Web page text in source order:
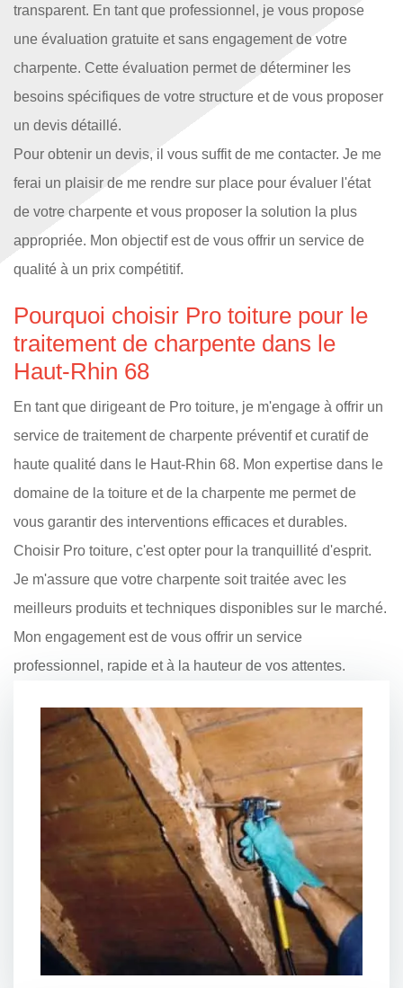
transparent. En tant que professionnel, je vous propose
une évaluation gratuite et sans engagement de votre
charpente. Cette évaluation permet de déterminer les
besoins spécifiques de votre structure et de vous proposer
un devis détaillé.
Pour obtenir un devis, il vous suffit de me contacter. Je me
ferai un plaisir de me rendre sur place pour évaluer l'état
de votre charpente et vous proposer la solution la plus
appropriée. Mon objectif est de vous offrir un service de
qualité à un prix compétitif.
Pourquoi choisir Pro toiture pour le
traitement de charpente dans le
Haut-Rhin 68
En tant que dirigeant de Pro toiture, je m'engage à offrir un
service de traitement de charpente préventif et curatif de
haute qualité dans le Haut-Rhin 68. Mon expertise dans le
domaine de la toiture et de la charpente me permet de
vous garantir des interventions efficaces et durables.
Choisir Pro toiture, c'est opter pour la tranquillité d'esprit.
Je m'assure que votre charpente soit traitée avec les
meilleurs produits et techniques disponibles sur le marché.
Mon engagement est de vous offrir un service
professionnel, rapide et à la hauteur de vos attentes.